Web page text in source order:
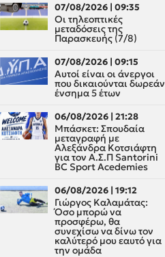
07/08/2026 | 09:35
Οι τηλεοπτικές
μεταδόσεις της
Παρασκευής (7/8)
07/08/2026 | 09:15
Αυτοί είναι οι άνεργοι
που δικαιούνται δωρεάν
ένσημα 5 έτων
06/08/2026 | 21:28
Μπάσκετ: Σπουδαία
μεταγραφή με
Αλεξάνδρα Κοτσιάφτη
για τον A.Σ.Π Santorini
BC Sport Acedemies
06/08/2026 | 19:12
Γιώργος Καλαμάτας:
Όσο μπορώ να
προσφέρω, θα
συνεχίσω να δίνω τον
καλύτερό μου εαυτό για
την ομάδα